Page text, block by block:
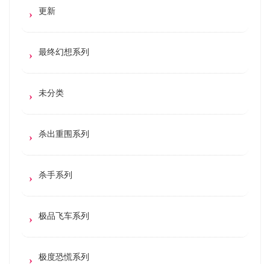
更新
最终幻想系列
未分类
杀出重围系列
杀手系列
极品飞车系列
极度恐慌系列